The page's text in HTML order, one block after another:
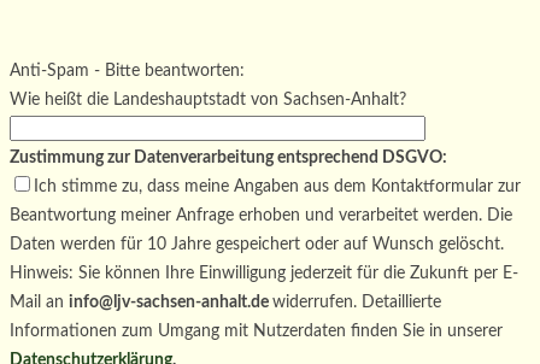
Bitte lasse dieses Feld leer.
Anti-Spam - Bitte beantworten:
Wie heißt die Landeshauptstadt von Sachsen-Anhalt?
Zustimmung zur Datenverarbeitung entsprechend DSGVO:
Ich stimme zu, dass meine Angaben aus dem Kontaktformular zur
Beantwortung meiner Anfrage erhoben und verarbeitet werden. Die
Daten werden für 10 Jahre gespeichert oder auf Wunsch gelöscht.
Hinweis: Sie können Ihre Einwilligung jederzeit für die Zukunft per E-
Mail an info@ljv-sachsen-anhalt.de widerrufen. Detaillierte
Informationen zum Umgang mit Nutzerdaten finden Sie in unserer